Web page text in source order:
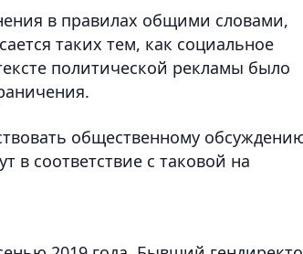
в правилах общими словами,
таких тем, как социальное
политической рекламы было
общественному
в соответствие с таковой на